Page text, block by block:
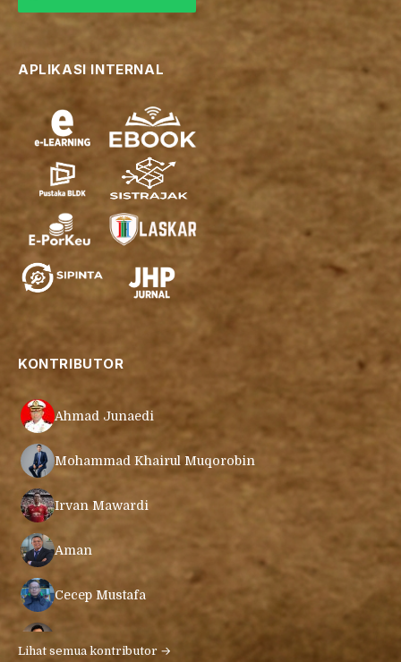
APLIKASI INTERNAL
KONTRIBUTOR
Ahmad Junaedi
Mohammad Khairul Muqorobin
Irvan Mawardi
Aman
Cecep Mustafa
Lihat semua kontributor →